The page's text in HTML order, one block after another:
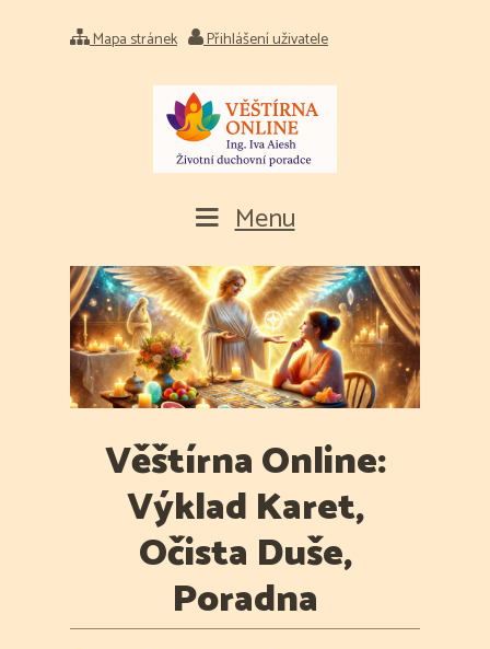
Mapa stránek Přihlášení uživatele
Menu
Věštírna Online:
Výklad Karet,
Očista Duše,
Poradna